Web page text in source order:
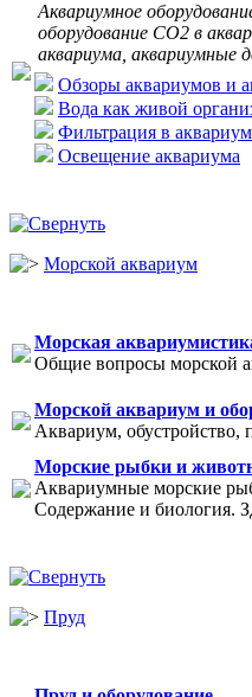
Аквариумное
оборудование СО2 в
аквариума, аквариумные
Обзоры аквариумов и
Вода как живой
Фильтрация в
Освещение аквариума
Морской аквариум
Морская
Общие вопросы морской
Морской аквариум и
Аквариум, обустройство,
Морские рыбки и
Аквариумные морские
Содержание и биология.
Пруд